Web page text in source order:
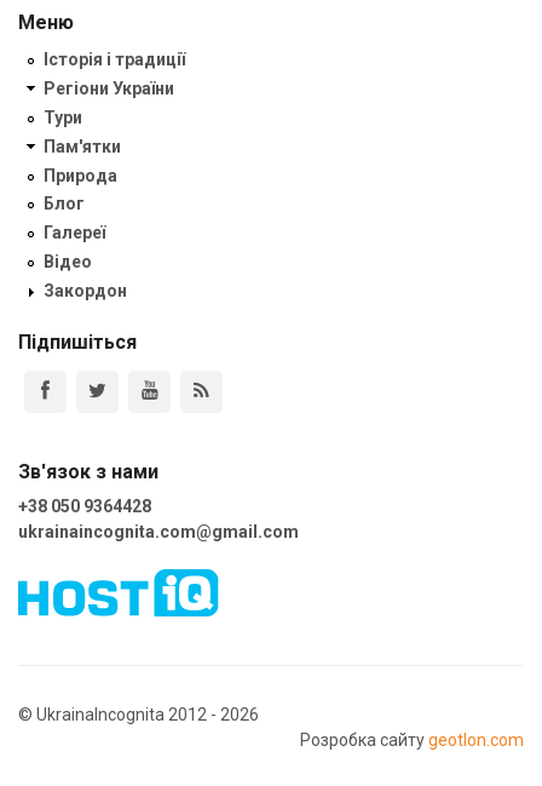
Меню
Історія і традиції
Регіони України
Тури
Пам'ятки
Природа
Блог
Галереї
Відео
Закордон
Підпишіться
Зв'язок з нами
+38 050 9364428
ukrainaincognita.com@gmail.com
© UkrainaIncognita 2012 - 2026
Розробка сайтуgeotlon.com